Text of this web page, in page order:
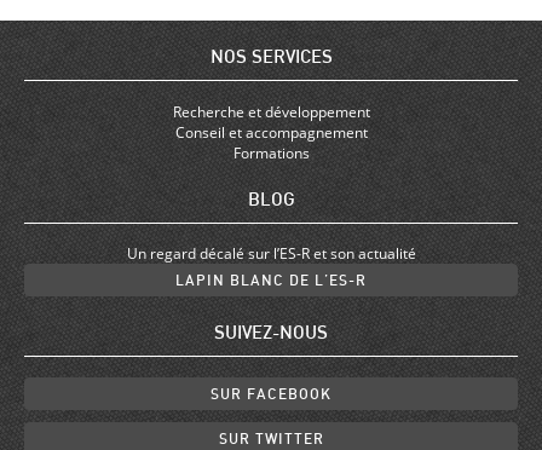
NOS SERVICES
Recherche et développement
Conseil et accompagnement
Formations
BLOG
Un regard décalé sur l’ES-R et son actualité
LAPIN BLANC DE L’ES-R
SUIVEZ-NOUS
SUR FACEBOOK
SUR TWITTER